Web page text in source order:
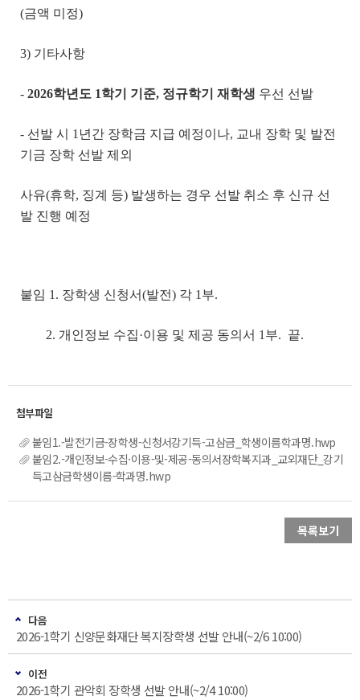
(금액 미정)
3) 기타사항
- 2026학년도 1학기 기준, 정규학기 재학생 우선 선발
- 선발 시 1년간 장학금 지급 예정이나, 교내 장학 및 발전
기금 장학 선발 제외
사유(휴학, 징계 등) 발생하는 경우 선발 취소 후 신규 선
발 진행 예정
붙임 1. 장학생 신청서(발전) 각 1부.
2. 개인정보 수집·이용 및 제공 동의서 1부. 끝.
붙임1.-발전기금-장학생-신청서강기득-고삼금_학생이름학과명.hwp
붙임2.-개인정보-수집·이용-및-제공-동의서장학복지과_교외재단_강기
득고삼금학생이름-학과명.hwp
목록보기
다음
2026-1학기 신양문화재단 복지장학생 선발 안내(~2/6 10:00)
이전
2026-1학기 관악회 장학생 선발 안내(~2/4 10:00)